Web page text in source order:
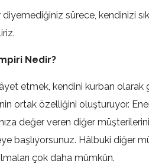
diyemediğiniz sürece, kendinizi
Nedir?
etmek, kendini kurban
ortak özelliğini oluşturuyor.
değer veren diğer
başlıyorsunuz. Hâlbuki diğer
çok daha mümkün.